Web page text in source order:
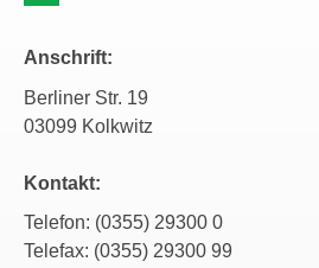
Anschrift:
Berliner Str. 19
03099 Kolkwitz
Kontakt:
Telefon: (0355) 29300 0
Telefax: (0355) 29300 99